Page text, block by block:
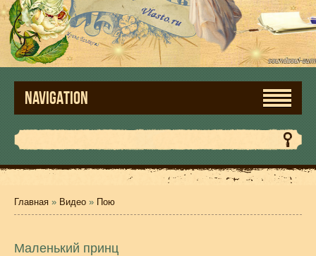
NAVIGATION
Главная » Видео » Пою
Маленький принц